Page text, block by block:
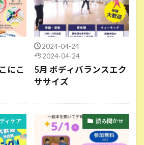
にこ
2024-04-24
2024-04-24
5月 ボディバランスエク
ササイズ
ィケア 読み聞かせ